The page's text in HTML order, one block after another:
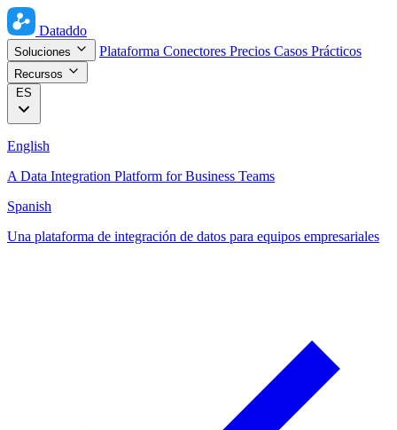
Dataddo
Soluciones Plataforma Conectores Precios Casos Prácticos
Recursos
ES
English
A Data Integration Platform for Business Teams
Spanish
Una plataforma de integración de datos para equipos empresariales